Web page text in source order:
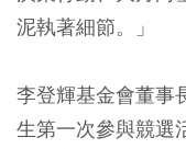
泥執著細節。」
李登輝基金會董事
生第一次參與競選